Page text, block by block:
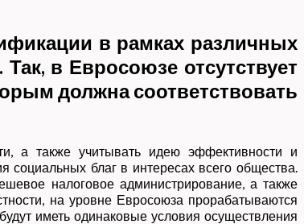
в рамках различных
в Евросоюзе отсутствует
должна соответствовать
а также учитывать идею эффективности и
благ в интересах всего общества.
налоговое администрирование, а также
на уровне Евросоюза прорабатываются
иметь одинаковые условия осуществления